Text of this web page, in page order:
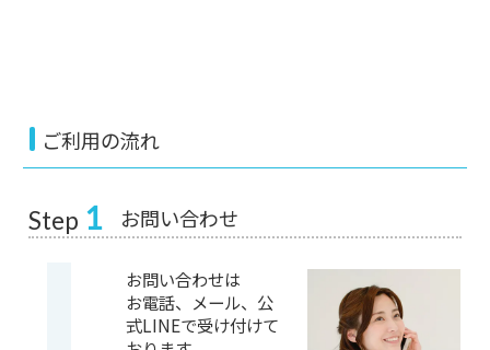
ご利用の流れ
Step 1 お問い合わせ
お問い合わせは
お電話、メール、公
式LINEで受け付けて